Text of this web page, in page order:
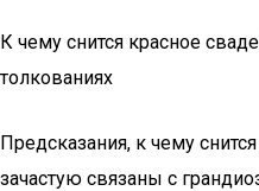
К чему снится красное
толкованиях
Предсказания, к чему
зачастую связаны с